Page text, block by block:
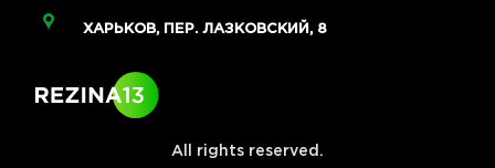
ХАРЬКОВ, ПЕР. ЛАЗКОВСКИЙ, 8
All rights reserved.